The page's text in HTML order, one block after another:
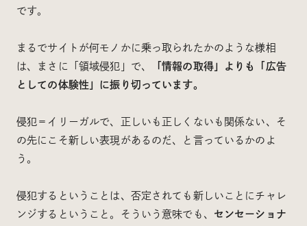
です。
まるでサイトが何モノかに乗っ取られたかのような様相
は、まさに「領域侵犯」で、
「情報の取得」よりも「広告
としての体験性」に振り切っています。
侵犯＝イリーガルで、正しいも正しくないも関係ない、そ
の先にこそ新しい表現があるのだ、と言っているかのよ
う。
侵犯するということは、否定されても新しいことにチャレ
ンジするということ。そういう意味でも、 センセーショナ